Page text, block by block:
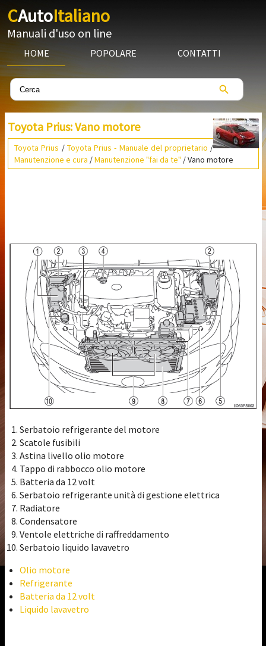
CAutoItaliano
Manuali d'uso on line
HOME POPOLARE CONTATTI
Toyota Prius: Vano motore
Toyota Prius / Toyota Prius - Manuale del proprietario /
Manutenzione e cura /Manutenzione "fai da te" / Vano motore
Serbatoio refrigerante del motore
Scatole fusibili
Astina livello olio motore
Tappo di rabbocco olio motore
Batteria da 12 volt
Serbatoio refrigerante unità di gestione elettrica
Radiatore
Condensatore
Ventole elettriche di raffreddamento
Serbatoio liquido lavavetro
Olio motore
Refrigerante
Batteria da 12 volt
Liquido lavavetro